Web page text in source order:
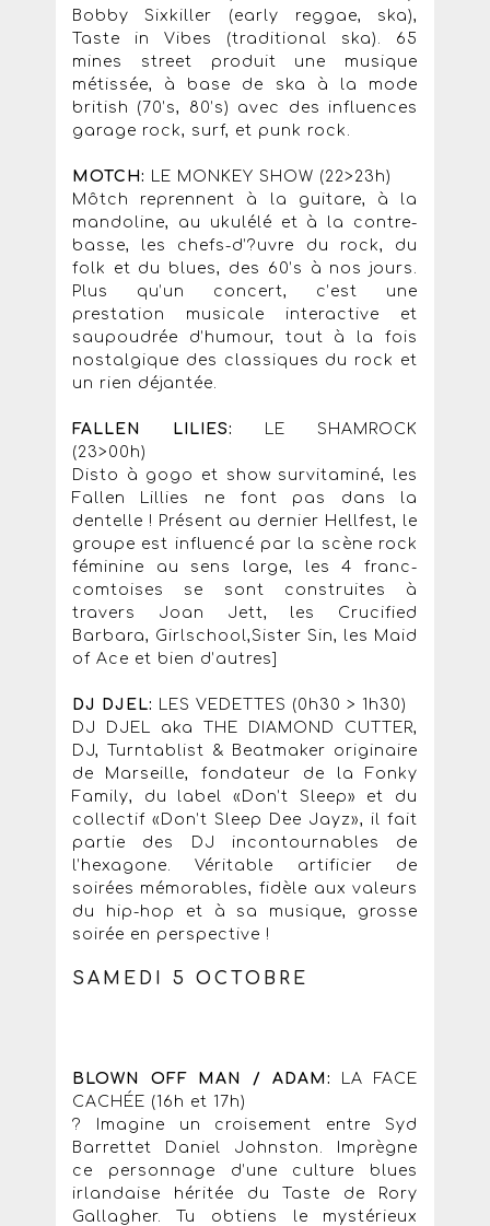
Bobby Sixkiller (early reggae, ska),
Taste in Vibes (traditional ska). 65
mines street produit une musique
métissée, à base de ska à la mode
british (70’s, 80’s) avec des influences
garage rock, surf, et punk rock.
MOTCH: LE MONKEY SHOW (22>23h)
Môtch reprennent à la guitare, à la
mandoline, au ukulélé et à la contre-
basse, les chefs-d’?uvre du rock, du
folk et du blues, des 60’s à nos jours.
Plus qu’un concert, c’est une
prestation musicale interactive et
saupoudrée d’humour, tout à la fois
nostalgique des classiques du rock et
un rien déjantée.
FALLEN LILIES:
LE SHAMROCK
(23>00h)
Disto à gogo et show survitaminé, les
Fallen Lillies ne font pas dans la
dentelle ! Présent au dernier Hellfest, le
groupe est influencé par la scène rock
féminine au sens large, les 4 franc-
comtoises se sont construites à
travers Joan Jett, les Crucified
Barbara, Girlschool,Sister Sin, les Maid
of Ace et bien d’autres]
DJ DJEL: LES VEDETTES (0h30 > 1h30)
DJ DJEL aka THE DIAMOND CUTTER,
DJ, Turntablist & Beatmaker originaire
de Marseille, fondateur de la Fonky
Family, du label «Don’t Sleep» et du
collectif «Don’t Sleep Dee Jayz», il fait
partie des DJ incontournables de
l’hexagone. Véritable artificier de
soirées mémorables, fidèle aux valeurs
du hip-hop et à sa musique, grosse
soirée en perspective !
SAMEDI 5 OCTOBRE
BLOWN OFF MAN / ADAM:
LA FACE
CACHÉE (16h et 17h)
? Imagine un croisement entre Syd
Barrettet Daniel Johnston. Imprègne
ce personnage d’une culture blues
irlandaise héritée du Taste de Rory
Gallagher. Tu obtiens le mystérieux